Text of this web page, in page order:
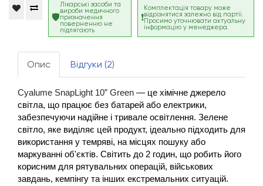
Лікарські засоби та
вироби медичного
призначення
поверненню не
підлягають
Комплектація товару може
відрізнятися залежно від партії.
Просимо уточнювати актуальну
інформацію у менеджера.
Опис Відгуки (2)
Cyalume SnapLight 10” Green — це хімічне джерело
світла, що працює без батарей або електрики,
забезпечуючи надійне і тривале освітлення. Зелене
світло, яке виділяє цей продукт, ідеально підходить для
використання у темряві, на місцях пошуку або
маркуванні об'єктів. Світить до 2 годин, що робить його
корисним для рятувальних операцій, військових
завдань, кемпінгу та інших екстремальних ситуацій.